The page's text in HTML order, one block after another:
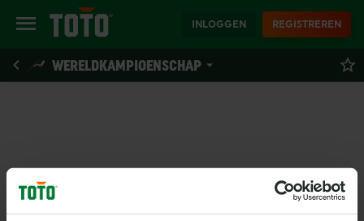
INLOGGEN REGISTREREN
WERELDKAMPIOENSCHAP